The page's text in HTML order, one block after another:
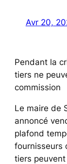
Avr 20,
Pendant la
tiers ne
commission
Le maire de
annoncé
plafond
fournisseurs
tiers